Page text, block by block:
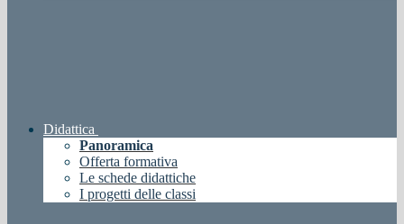
Didattica
Panoramica
Offerta formativa
Le schede didattiche
I progetti delle classi